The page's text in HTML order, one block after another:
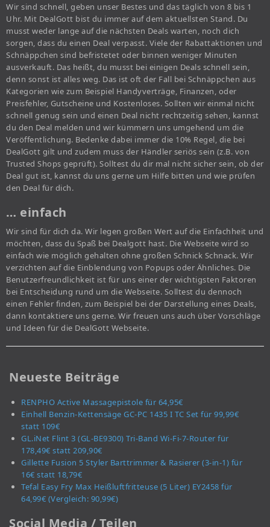
Wir sind schnell, geben unser Bestes und das täglich von 8 bis 1
Uhr. Mit DealGott bist du immer auf dem aktuellsten Stand. Du
musst weder lange auf die nächsten Deals warten, noch dich
sorgen, dass du einen Deal verpasst. Viele der Rabattaktionen und
Schnäppchen sind befristetet oder binnen weniger Minuten
ausverkauft. Das heißt, du musst bei einigen Deals schnell sein,
denn sonst ist alles weg. Das ist oft der Fall bei Schnäppchen aus
Kategorien wie zum Beispiel Handyverträge, Finanzen, oder
Preisfehler, Gutscheine und Kostenloses. Sollten wir einmal nicht
schnell genug sein und einen Deal nicht rechtzeitig sehen, kannst
du den Deal melden und wir kümmern uns umgehend um die
Veröffentlichung. Bedenke dabei immer die 10% Regel, die bei
DealGott gilt und zudem muss der Händler seriös sein (z.B. von
Trusted Shops geprüft). Solltest du dir mal nicht sicher sein, ob der
Deal gut ist, kannst du uns gerne um Hilfe bitten und wie prüfen
den Deal für dich.
… einfach
Wir sind für dich da. Wir legen großen Wert auf die Einfachheit und
möchten, dass du Spaß bei Dealgott hast. Die Webseite wird so
einfach wie möglich gehalten ohne großen Schnick Schnack. Wir
verzichten auf die Einblendung von Popups oder Ähnliches. Die
Benutzerfreundlichkeit ist für uns einer der wichtigsten Faktoren
bei Entscheidung rund um die Webseite. Solltest du dennoch
einen Fehler finden, zum Beispiel bei der Darstellung eines Deals,
dann kontaktiere uns gerne. Wir freuen uns auch über Vorschläge
und Ideen für die DealGott Webseite.
Neueste Beiträge
RENPHO Active Massagepistole für 64,95€
Einhell Benzin-Kettensäge GC-PC 1435 I TC Set für 99,99€
statt 109€
GL.iNet Flint 3 (GL-BE9300) Tri-Band Wi-Fi-7-Router für
178,49€ statt 209,90€
Gillette Fusion 5 Styler Barttrimmer & Rasierer (3-in-1) für
16€ statt 18,79€
Tefal Easy Fry Max Heißluftfritteuse (5 Liter) EY2458 für
64,99€ (Vergleich: 90,99€)
Social Media / Teilen